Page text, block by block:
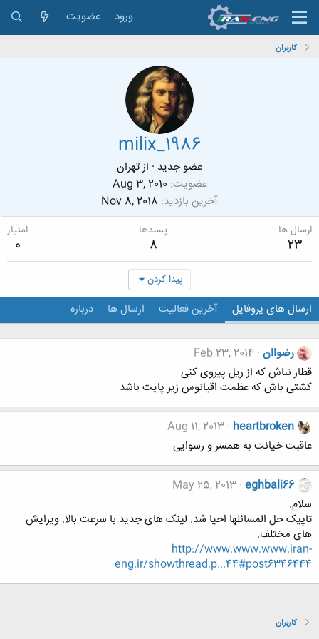
ورود عضویت
کاربران
milix_1986
عضو جدید · ازتهران
عضویت Aug 3, 2010
آخرین بازدید Nov 8, 2018
ارسال ها
23
پسندها
8
امتیاز
0
پیدا کردن
ارسال های پروفایل آخرین فعالیت ارسال ها درباره
رضواان Feb 23, 2014
قطار نباش که از ریل پیروی کنی
کشتی باش که عظمت اقیانوس زیر پایت باشد
heartbroken
Aug 11, 2013
عاقبت خیانت به همسر و رسوایی
eghbali66
May 25, 2013
سلام.
تاپیک حل المسائلها احیا شد. لینک های جدید با سرعت بالا. ویرایش
های مختلف.
http://www.www.www.iran-
eng.ir/showthread.p...44#post6346444
کاربران